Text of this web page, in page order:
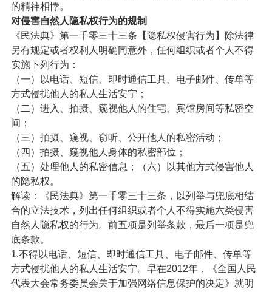
的精神相悖。
对侵害自然人隐私权行为的规制
《民法典》第一千零三十三条【隐私权侵害行为】除法律
另有规定或者权利人明确同意外，任何组织或者个人不得
实施下列行为：
（一）以电话、短信、即时通信工具、电子邮件、传单等
方式侵扰他人的私人生活安宁；
（二）进入、拍摄、窥视他人的住宅、宾馆房间等私密空
间；
（三）拍摄、窥视、窃听、公开他人的私密活动；
（四）拍摄、窥视他人身体的私密部位；
（五）处理他人的私密信息；（六）以其他方式侵害他人
的隐私权。
解读：《民法典》第一千零三十三条，以列举与兜底相结
合的立法技术，列出任何组织或者个人不得实施六类侵害
自然人隐私权的行为。前五项是列举条款，最后一项是兜
底条款。
1.不得以电话、短信、即时通信工具、电子邮件、传单等
方式侵扰他人的私人生活安宁。早在2012年，《全国人民
代表大会常务委员会关于加强网络信息保护的决定》就明